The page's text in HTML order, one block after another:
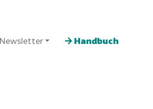
Newsletter Handbuch